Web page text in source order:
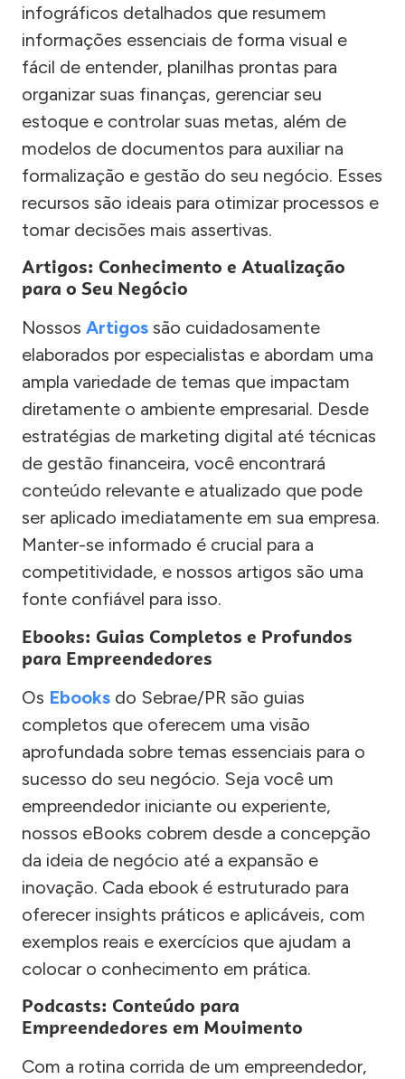
infográficos detalhados que resumem
informações essenciais de forma visual e
fácil de entender, planilhas prontas para
organizar suas finanças, gerenciar seu
estoque e controlar suas metas, além de
modelos de documentos para auxiliar na
formalização e gestão do seu negócio. Esses
recursos são ideais para otimizar processos e
tomar decisões mais assertivas.
Artigos: Conhecimento e Atualização
para o Seu Negócio
Nossos Artigos são cuidadosamente
elaborados por especialistas e abordam uma
ampla variedade de temas que impactam
diretamente o ambiente empresarial. Desde
estratégias de marketing digital até técnicas
de gestão financeira, você encontrará
conteúdo relevante e atualizado que pode
ser aplicado imediatamente em sua empresa.
Manter-se informado é crucial para a
competitividade, e nossos artigos são uma
fonte confiável para isso.
Ebooks: Guias Completos e Profundos
para Empreendedores
Os Ebooks do Sebrae/PR são guias
completos que oferecem uma visão
aprofundada sobre temas essenciais para o
sucesso do seu negócio. Seja você um
empreendedor iniciante ou experiente,
nossos eBooks cobrem desde a concepção
da ideia de negócio até a expansão e
inovação. Cada ebook é estruturado para
oferecer insights práticos e aplicáveis, com
exemplos reais e exercícios que ajudam a
colocar o conhecimento em prática.
Podcasts: Conteúdo para
Empreendedores em Movimento
Com a rotina corrida de um empreendedor,